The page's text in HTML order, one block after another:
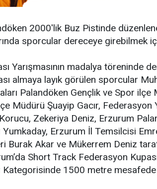
2000'lik Buz Pistinde
sporcular dereceye girebilmek
Yarışmasının madalya töreninde
almaya layık görülen sporcular
Palandöken Gençlik ve Spor
Müdürü Şuayip Gacır,
Zekeriya Deniz, Erzurum
Erzurum İl Temsilcisi
Burak Akar ve Mükerrem Deniz
Short Track Federasyon
Kategorisinde 1500 metre